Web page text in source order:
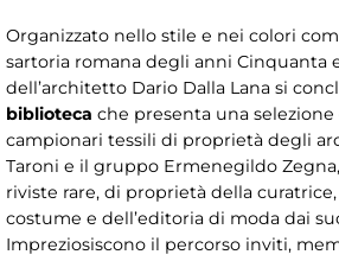
Organizzato nello stile e nei colori
sartoria romana degli anni Cinquanta
dell’architetto Dario Dalla Lana si
biblioteca che presenta una selezione
campionari tessili di proprietà degli
Taroni e il gruppo Ermenegildo
riviste rare, di proprietà della
costume e dell’editoria di moda dai
Impreziosiscono il percorso inviti,